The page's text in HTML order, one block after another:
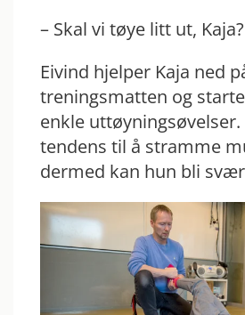
– Skal vi tøye litt ut, Kaja?
Eivind hjelper Kaja ned
treningsmatten og
enkle uttøyningsøvelser.
tendens til å stramme
dermed kan hun bli